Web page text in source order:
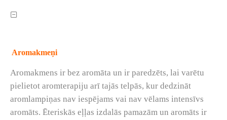
Aromakmeņi
Aromakmens ir bez aromāta un ir paredzēts, lai varētu
pielietot aromterapiju arī tajās telpās, kur dedzināt
aromlampiņas nav iespējams vai nav vēlams intensīvs
aromāts. Ēteriskās eļļas izdalās pamazām un aromāts ir